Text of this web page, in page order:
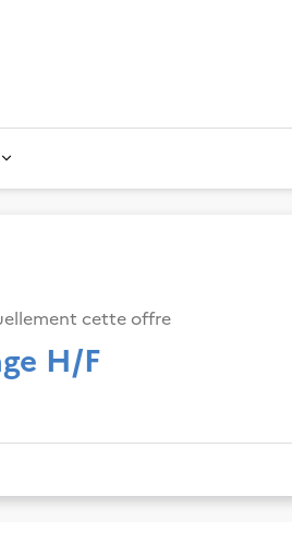
cette offre
H/F